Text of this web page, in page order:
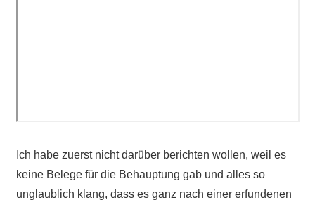
Ich habe zuerst nicht darüber berichten wollen, weil es
keine Belege für die Behauptung gab und alles so
unglaublich klang, dass es ganz nach einer erfundenen